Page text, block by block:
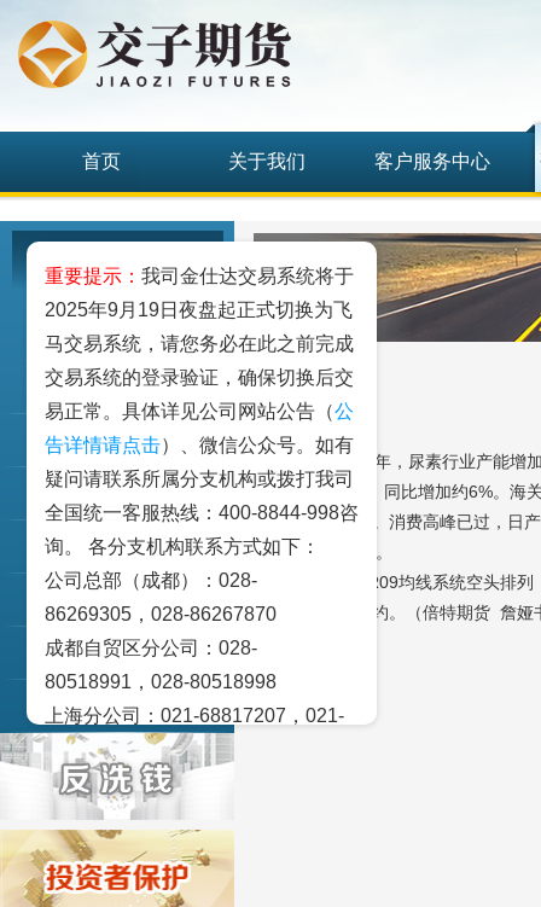
首页 关于我们 客户服务中心
工业品
农业品
金融期货和衍生品
交易策论
产业研究
实盘点睛
宏观金融数据图解
【行业动态】23年，尿素行业产能
能增加409万吨，同比增加约6%。海
素出口法检叫停。消费高峰已过，日
2070-2160元/吨。
【操作策略】UR09均线系统空头排
重点转向远期合约。（倍特期货 詹
重要提示： 我司金仕达交易系统将于
2025年9月19日夜盘起正式切换为飞
马交易系统，请您务必在此之前完成
交易系统的登录验证，确保切换后交
易正常。具体详见公司网站公告（公
告详情请点击）、微信公众号。如有
疑问请联系所属分支机构或拨打我司
全国统一客服热线：400-8844-998咨
询。 各分支机构联系方式如下：
公司总部（成都）：028-
86269305，028-86267870
成都自贸区分公司：028-
80518991，028-80518998
上海分公司：021-68817207，021-
68817209
北京营业部：010-65005128
广州营业部：020-28129909，020-
28129902
青岛营业部：0532-83101951、